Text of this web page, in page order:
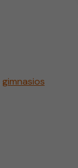
gimnasios